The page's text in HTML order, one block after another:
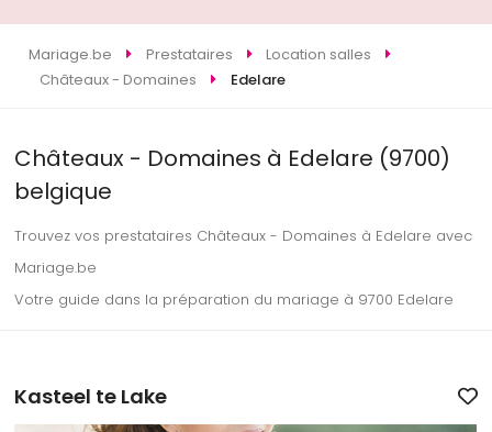
Mariage.be Prestataires
Location salles
Châteaux - Domaines
Edelare
Châteaux - Domaines à Edelare (9700)
belgique
Trouvez vos prestataires Châteaux - Domaines à Edelare avec
Mariage.be
Votre guide dans la préparation du mariage à 9700 Edelare
Kasteel te Lake